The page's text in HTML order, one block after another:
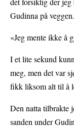
Gudinna på veggen.
«Jeg mente ikke å
I et lite sekund
meg, men det var
fikk liksom alt til å
Den natta tilbrakte
sanden under